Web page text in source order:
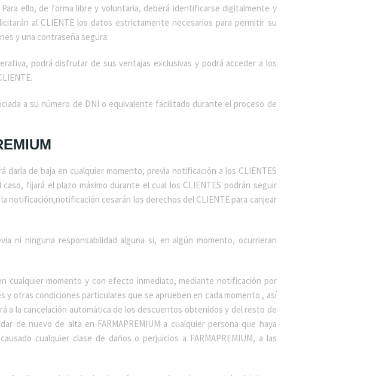
Para ello, de forma libre y voluntaria, deberá identificarse digitalmente y
al CLIENTE los datos estrictamente necesarios para permitir su
y una contraseña segura.
podrá disfrutar de sus ventajas exclusivas y podrá acceder a los
a su número de DNI o equivalente facilitado durante el proceso de
darla de baja en cualquier momento, previa notificación a los CLIENTES
fijará el plazo máximo durante el cual los CLIENTES podrán seguir
notificación,notificación cesarán los derechos del CLIENTE para canjear
ni ninguna responsabilidad alguna si, en algún momento, ocurrieran
en cualquier momento y con efecto inmediato, mediante notificación por
otras condiciones particulares que se aprueben en cada momento , así
a la cancelación automática de los descuentos obtenidos y del resto de
de nuevo de alta en FARMAPREMIUM a cualquier persona que haya
cualquier clase de daños o perjuicios a FARMAPREMIUM, a las